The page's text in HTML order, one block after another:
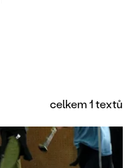
celkem 1 textů